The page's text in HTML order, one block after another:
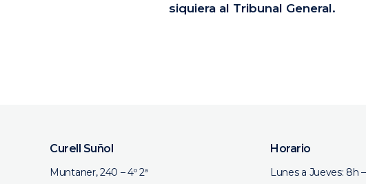
siquiera al Tribunal General.
Curell Suñol
Muntaner, 240 – 4º 2ª
Horario
Lunes a Jueves: 8h